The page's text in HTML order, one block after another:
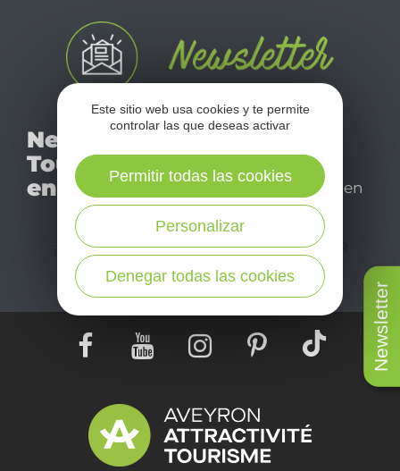
Newsletter
Newsletter
Tourismo
en Aveyron
No se pierda nuestro
déjese inspirar para
disfrutar de su estancia en
el Aveyron.
¡SUSCRÍBASE A NUESTRO NEWSLETTER
Este sitio web usa cookies y te permite
controlar las que deseas activar
Denegar todas las cookies
Personalizar
Permitir todas las cookies